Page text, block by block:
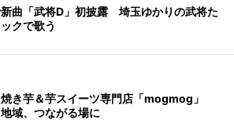
曲「武将D」初披露 埼玉ゆかりの武将た
クで歌う
き芋＆芋スイーツ専門店「mogmog」
域、つながる場に